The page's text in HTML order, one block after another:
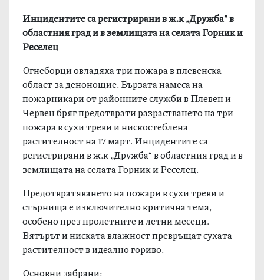
Инцидентите са регистрирани в ж.к „Дружба“ в
областния град и в землищата на селата Горник и
Реселец
Огнеборци овладяха три пожара в плевенска
област за денонощие. Бързата намеса на
пожарникари от районните служби в Плевен и
Червен бряг предотврати разрастването на три
пожара в сухи треви и нискостеблена
растителност на 17 март. Инцидентите са
регистрирани в ж.к „Дружба“ в областния град и в
землищата на селата Горник и Реселец.
Предотвратяването на пожари в сухи треви и
стърнища е изключително критична тема,
особено през пролетните и летни месеци.
Вятърът и ниската влажност превръщат сухата
растителност в идеално гориво.
Основни забрани: